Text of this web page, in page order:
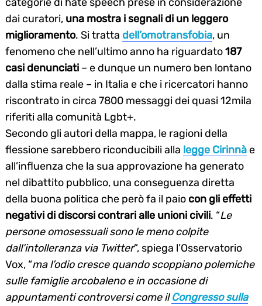
dai curatori, una mostra i segnali di un leggero
miglioramento. Si tratta dell’omotransfobia, un
fenomeno che nell’ultimo anno ha riguardato187
casi denunciati – e dunque un numero ben lontano
dalla stima reale – in Italia e che i ricercatori hanno
riscontrato in circa 7800 messaggi dei quasi 12mila
riferiti alla comunità Lgbt+.
Secondo gli autori della mappa, le ragioni della
flessione sarebbero riconducibili alla legge Cirinnàe
all’influenza che la sua approvazione ha generato
nel dibattito pubblico, una conseguenza diretta
della buona politica che però fa il paio con gli effetti
negativi di discorsi contrari alle unioni civili. “Le
persone omosessuali sono le meno colpite
dall’intolleranza via Twitter”, spiega l’Osservatorio
Vox, “ma l’odio cresce quando scoppiano polemiche
sulle famiglie arcobaleno e in occasione di
appuntamenti controversi come ilCongresso sulla